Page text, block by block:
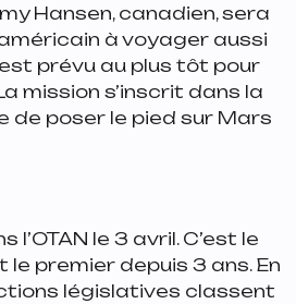
Hansen, canadien, sera
à voyager aussi
prévu au plus tôt pour
mission s’inscrit dans la
de poser le pied sur Mars
l’OTAN le 3 avril. C’est le
le premier depuis 3 ans. En
législatives classent